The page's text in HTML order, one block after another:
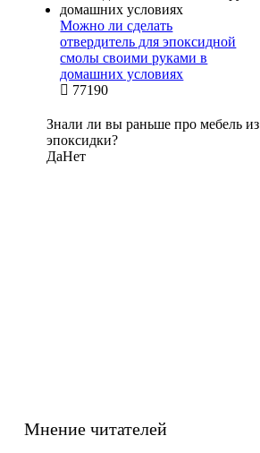
Можно ли сделать
отвердитель для эпоксидной
смолы своими руками в
домашних условиях
77190
Знали ли вы раньше про мебель из
эпоксидки?
ДаНет
Мнение читателей